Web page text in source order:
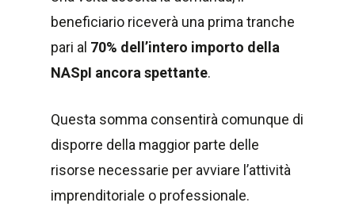
beneficiario riceverà una prima tranche
pari al 70% dell’intero importo della
NASpI ancora spettante.
Questa somma consentirà comunque di
disporre della maggior parte delle
risorse necessarie per avviare l’attività
imprenditoriale o professionale.